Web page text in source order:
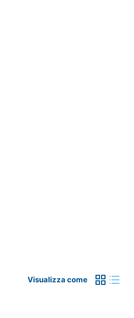
Visualizza come